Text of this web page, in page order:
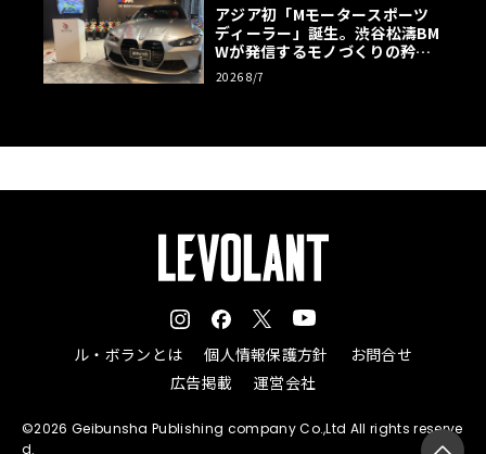
アジア初「Mモータースポーツ
ディーラー」誕生。渋谷松濤BM
Wが発信するモノづくりの矜持
【木下隆之コラム】
2026 8/7
ル・ボランとは 個人情報保護方針
お問合せ
広告掲載
運営会社
©2026 Geibunsha Publishing company Co.,Ltd All rights reserve
d.